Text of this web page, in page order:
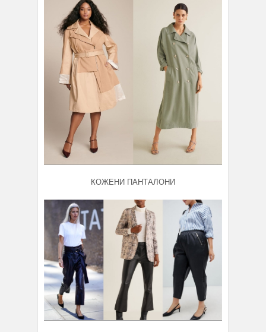
КОЖЕНИ ПАНТАЛОНИ